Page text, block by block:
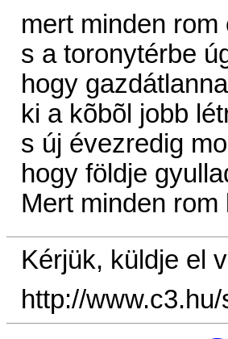
mert minden
s a toronytérbe
hogy
ki a kõbõl jobb
s új évezredig
hogy földje
Mert minden
Kérjük, küldje el
http://